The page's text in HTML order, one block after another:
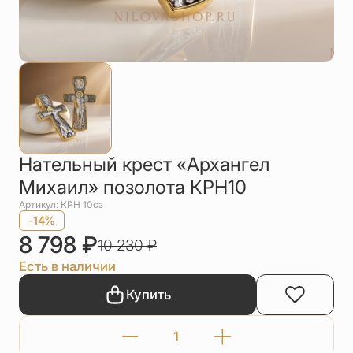
Цепи
Чётки
Шнурки на
Другое
Нательный крест «Архангел
Михаил» позолота КРН10
Артикул: КРН 10сз
-14%
8 798 ₽10 230₽
Есть в наличии
Купить
Количество